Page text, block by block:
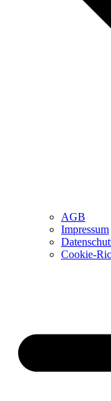
AGB
Impressum
Cookie-